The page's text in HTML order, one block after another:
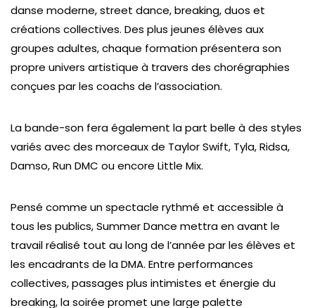
danse moderne, street dance, breaking, duos et
créations collectives. Des plus jeunes élèves aux
groupes adultes, chaque formation présentera son
propre univers artistique à travers des chorégraphies
conçues par les coachs de l’association.
La bande-son fera également la part belle à des styles
variés avec des morceaux de Taylor Swift, Tyla, Ridsa,
Damso, Run DMC ou encore Little Mix.
Pensé comme un spectacle rythmé et accessible à
tous les publics,Summer Dance mettra en avant le
travail réalisé tout au long de l’année par les élèves et
les encadrants de la DMA. Entre performances
collectives, passages plus intimistes et énergie du
breaking, la soirée promet une large palette